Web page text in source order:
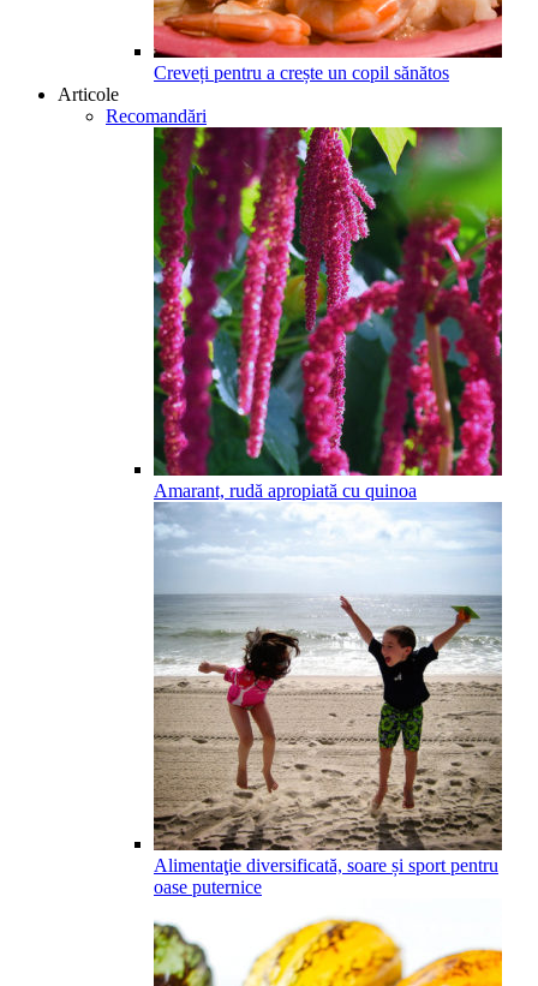
Creveți pentru a crește un copil sănătos
Articole
Recomandări
Amarant, rudă apropiată cu quinoa
Alimentaţie diversificată, soare și sport pentru
oase puternice